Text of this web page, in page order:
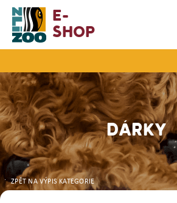
E-
Shop
DÁRKY
ZPĚT NA VÝPIS KATEGORIE